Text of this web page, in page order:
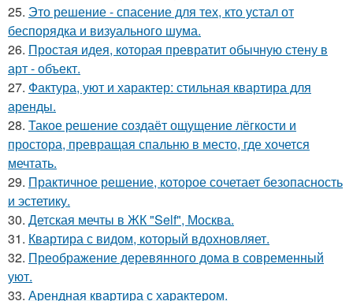
25. Это решение - спасение для тех, кто устал от
беспорядка и визуального шума.
26. Простая идея, которая превратит обычную стену в
арт - объект.
27. Фактура, уют и характер: стильная квартира для
аренды.
28. Такое решение создаёт ощущение лёгкости и
простора, превращая спальню в место, где хочется
мечтать.
29. Практичное решение, которое сочетает безопасность
и эстетику.
30. Детская мечты в ЖК "Self", Москва.
31. Квартира с видом, который вдохновляет.
32. Преображение деревянного дома в современный
уют.
33. Арендная квартира с характером.